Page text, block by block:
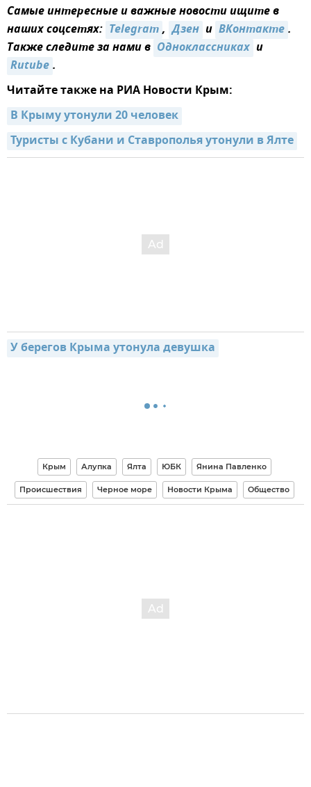
Самые интересные и важные новости ищите в
наших соцсетях: Telegram, Дзен и ВКонтакте.
Также следите за нами в Одноклассниках и
Rutube.
Читайте также на РИА Новости Крым:
В Крыму утонули 20 человек
Туристы с Кубани и Ставрополья утонули в Ялте
У берегов Крыма утонула девушка
Крым Алупка Ялта ЮБК Янина Павленко
Происшествия Черное море Новости Крыма Общество